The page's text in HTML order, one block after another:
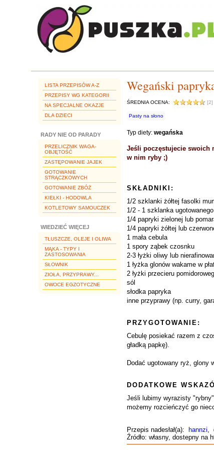
LISTA PRZEPISÓW A-Z
PRZEPISY WG KATEGORII
NA SPECJALNE OKAZJE
DLA DZIECI
RADY NIE OD PARADY
PRZELICZNIK WAGA-
OBJĘTOŚĆ
ZASTĘPOWANIE JAJEK
GOTOWANIE
STRĄCZKOWYCH
GOTOWANIE ZBÓŻ
KIEŁKI - HODOWLA
KOTLETOWY SAMOUCZEK
WIEDZIEĆ WIĘCEJ
TŁUSZCZE, OLEJE I OLIWA
MĄKA - TYPY I
ZASTOSOWANIA
SŁOWNIK
ZIOŁA, PRZYPRAWY...
OWOCE EGZOTYCZNE
Wegański
ŚREDNIA OCENA: [2]
Pasty na słono
Typ diety: wegańska
Jeśli poczęstujecie swoich
w nim ryby ;)
SKŁADNIKI:
1/2 szklanki żółtej fasolki
1/2 - 1 szklanka
1/4 papryki zielonej lub
1/4 papryki żółtej lub
1 mała cebula
1 spory ząbek czosnku
2-3 łyżki oliwy lub
1 łyżka glonów wakame w
2 łyżki przecieru
sól
słodka papryka
inne przyprawy (np. curry,
PRZYGOTOWANIE:
Cebulę posiekać razem z
gładką papkę).
Dodać ugotowany ryż, glony
DODATKOWE
Jeśli lubimy wyrazisty
możemy rozcieńczyć go
Przepis nadesłał(a): hannzi,
Źródło: własny, dostepny na